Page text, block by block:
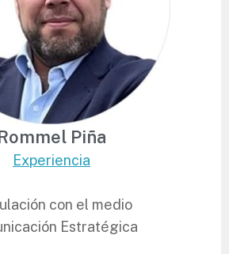
Piña
Experiencia
con el medio
Estratégica